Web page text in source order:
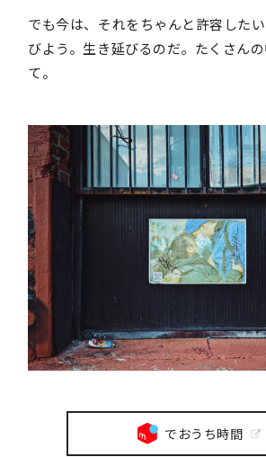
でも今は、それをちゃんと許容した
びよう。生き延びるのだ。たくさん
て。
でおうち時間